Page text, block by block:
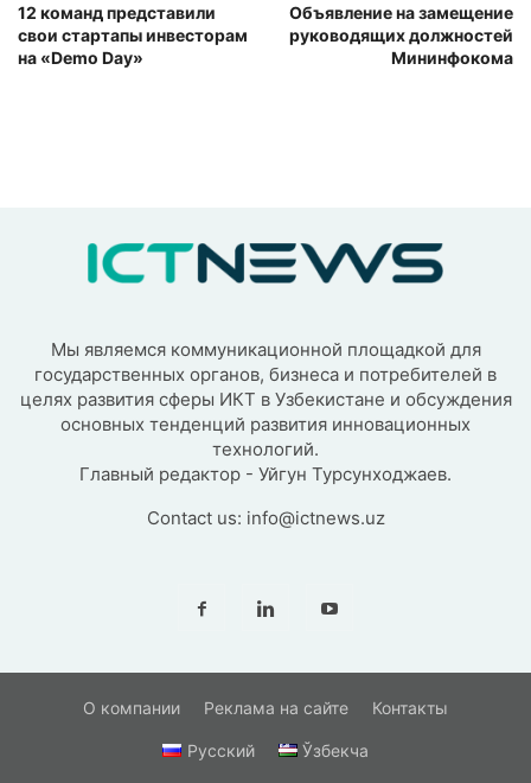
12 команд представили
свои стартапы инвесторам
на «Demo Day»
Объявление на замещение
руководящих должностей
Мининфокома
Мы являемся коммуникационной площадкой для
государственных органов, бизнеса и потребителей в
целях развития сферы ИКТ в Узбекистане и обсуждения
основных тенденций развития инновационных
технологий.
Главный редактор - Уйгун Турсунходжаев.
Contact us: info@ictnews.uz
О компании Реклама на сайте Контакты
Русский Ўзбекча